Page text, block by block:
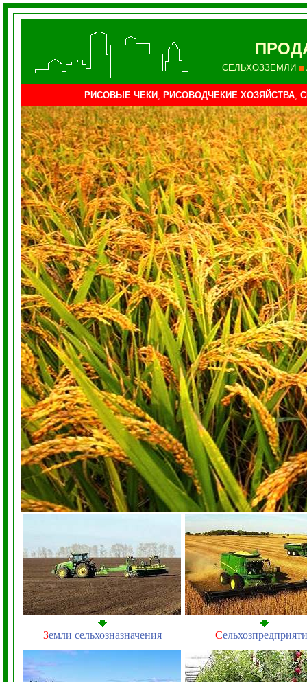
СЕЛЬХОЗЗЕМЛИ
РИСОВЫЕ ЧЕКИ , РИСОВОДЧЕКИЕ ХОЗЯЙСТВА,
Земли сельхозназначения С